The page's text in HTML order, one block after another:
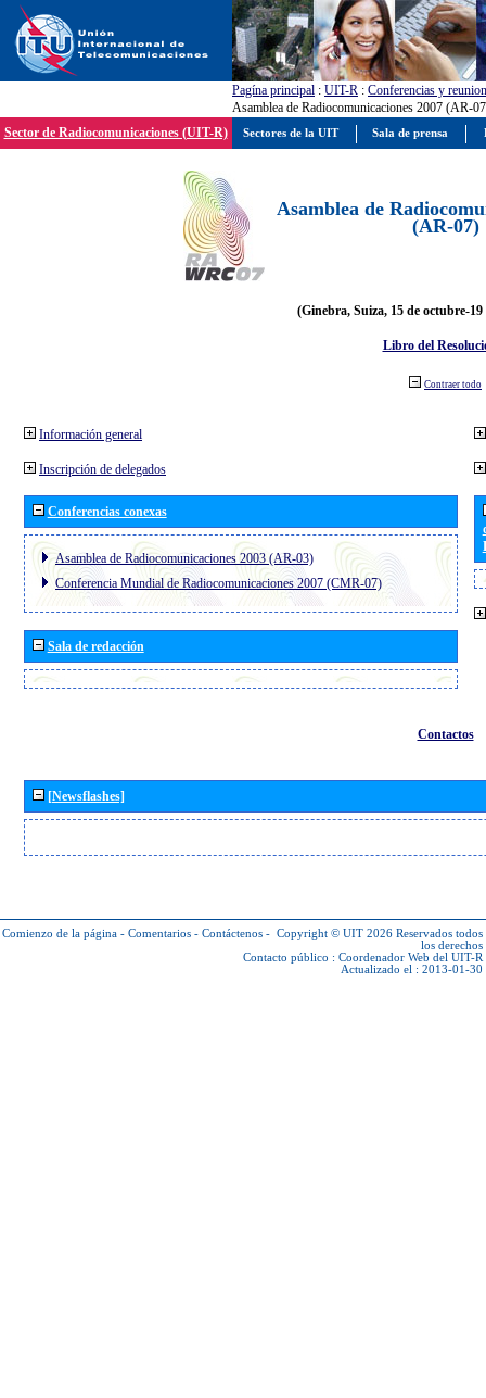
Pagína principal : UIT-R : Conferencias y
Asamblea de Radiocomunicaciones 2007 (AR-
Sector de Radiocomunicaciones (UIT-R)
Asamblea de
(AR-07)
(Ginebra, Suiza, 15 de octubre-19
Libro del
Contraer todo
Información general
Inscripción de delegados
Conferencias conexas
Asamblea de Radiocomunicaciones 2003 (AR-03)
Conferencia Mundial de Radiocomunicaciones 2007 (CMR-07)
Sala de redacción
Contactos
[Newsflashes]
Comienzo de la página - Comentarios - Contáctenos - Copyright © UIT 2026 Reservados todos
los derechos
Contacto público : Coordenador Web del UIT-R
Actualizado el : 2013-01-30
Sectores de la UIT Sala de prensa